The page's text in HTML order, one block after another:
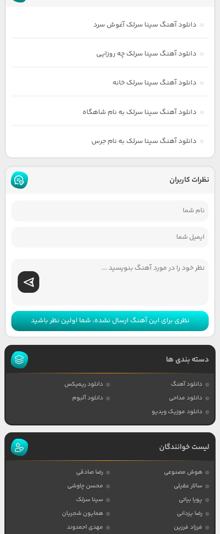
دانلود آهنگ سینا سرلک آغوش سرد
دانلود آهنگ سینا سرلک چه روزایی
دانلود آهنگ سینا سرلک خانه
دانلود آهنگ سینا سرلک به نام شاهگاه
دانلود آهنگ سینا سرلک به نام جرس
نظرات کاربران
نظری برای این آهنگ ارسال نشده، شما اولین نظر باشید
دسته بندی ها
دانلود آهنگ
دانلود ریمیکس
دانلود مداحی
دانلود آلبوم
دانلود موزیک ویدیو
لیست خوانندگان
هوش مصنوعی
رضا صادقی
سالار عقیلی
محسن چاوشی
پویا بیاتی
سینا سرلک
رضا یزدانی
همایون شجریان
فرزاد فرزین
مهدی احمدوند